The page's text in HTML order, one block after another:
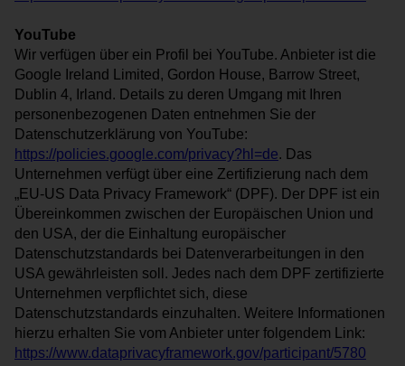
YouTube
Wir verfügen über ein Profil bei YouTube. Anbieter ist die
Google Ireland Limited, Gordon House, Barrow Street,
Dublin 4, Irland. Details zu deren Umgang mit Ihren
personenbezogenen Daten entnehmen Sie der
Datenschutzerklärung von YouTube:
https://policies.google.com/privacy?hl=de. Das
Unternehmen verfügt über eine Zertifizierung nach dem
„EU-US Data Privacy Framework“ (DPF). Der DPF ist ein
Übereinkommen zwischen der Europäischen Union und
den USA, der die Einhaltung europäischer
Datenschutzstandards bei Datenverarbeitungen in den
USA gewährleisten soll. Jedes nach dem DPF zertifizierte
Unternehmen verpflichtet sich, diese
Datenschutzstandards einzuhalten. Weitere Informationen
hierzu erhalten Sie vom Anbieter unter folgendem Link:
https://www.dataprivacyframework.gov/participant/5780